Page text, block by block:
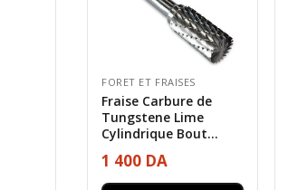
FORET ET FRAISES
Fraise Carbure de
Tungstene Lime
Cylindrique Bout...
1 400 DA